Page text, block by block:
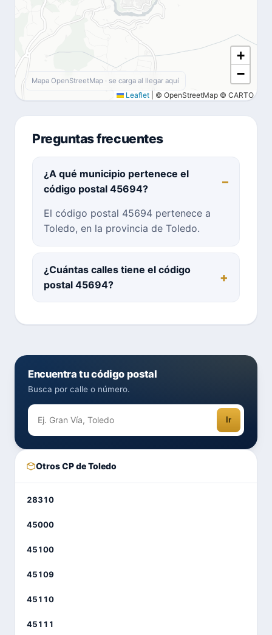
+
−
Leaflet © OpenStreetMap © CARTO
Mapa OpenStreetMap · se carga al llegar aquí
Preguntas frecuentes
¿A qué municipio pertenece el
código postal 45694?
El código postal 45694 pertenece a
Toledo, en la provincia de Toledo.
¿Cuántas calles tiene el código
postal 45694?
Encuentra tu código postal
Busca por calle o número.
Ir
Otros CP de Toledo
28310
45000
45100
45109
45110
45111